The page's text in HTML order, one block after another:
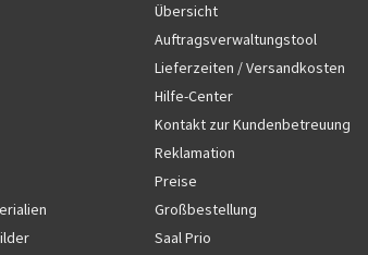
Übersicht
Auftragsverwaltungstool
Lieferzeiten / Versandkosten
Hilfe-Center
Kontakt zur Kundenbetreuung
Reklamation
Preise
Großbestellung
Saal Prio